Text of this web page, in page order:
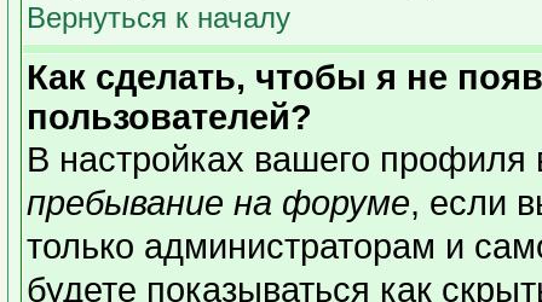
Вернуться к началу
Как сделать, чтобы я не
пользователей?
В настройках вашего
пребывание на форуме, если
только администраторам и
будете показываться как